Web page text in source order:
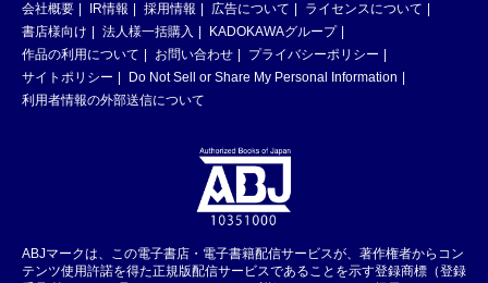
会社概要 IR情報 採用情報 広告について
ライセンスについて
書店様向け
法人様一括購入
KADOKAWAグループ
作品の利用について
お問い合わせ
プライバシーポリシー
サイトポリシー
Do Not Sell or Share My Personal Information
利用者情報の外部送信について
ABJマークは、この電子書店・電子書籍配信サービスが、著作権者からコン
テンツ使用許諾を得た正規版配信サービスであることを示す登録商標（登録